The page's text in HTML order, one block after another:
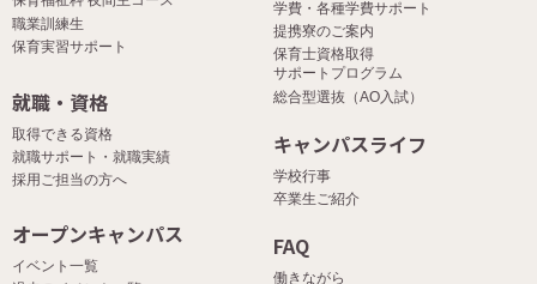
職業訓練生
保育実習サポート
学費・各種学費サポート
提携寮のご案内
保育士資格取得
サポートプログラム
総合型選抜（AO入試）
就職・資格
取得できる資格
就職サポート・就職実績
採用ご担当の方へ
キャンパスライフ
学校行事
卒業生ご紹介
オープンキャンパス
イベント一覧
FAQ
働きながら